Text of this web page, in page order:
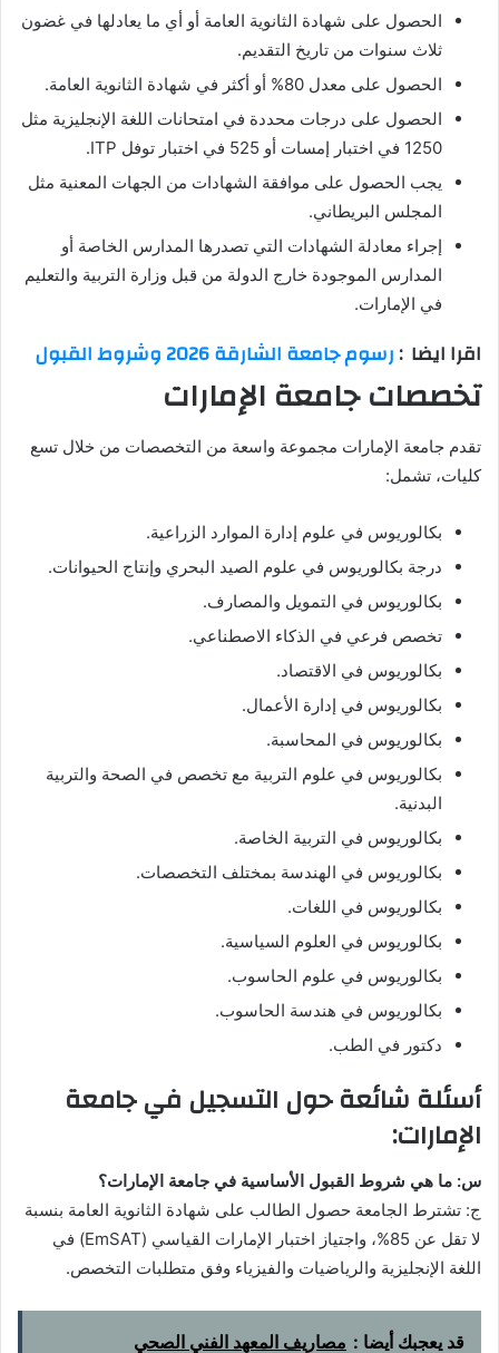
الحصول على شهادة الثانوية العامة أو أي ما يعادلها في غضون
ثلاث سنوات من تاريخ التقديم.
الحصول على معدل 80% أو أكثر في شهادة الثانوية العامة.
الحصول على درجات محددة في امتحانات اللغة الإنجليزية مثل
1250 في اختبار إمسات أو 525 في اختبار توفل ITP.
يجب الحصول على موافقة الشهادات من الجهات المعنية مثل
المجلس البريطاني.
إجراء معادلة الشهادات التي تصدرها المدارس الخاصة أو
المدارس الموجودة خارج الدولة من قبل وزارة التربية والتعليم
في الإمارات.
اقرا ايضا :رسوم جامعة الشارقة 2026 وشروط القبول
تخصصات جامعة الإمارات
تقدم جامعة الإمارات مجموعة واسعة من التخصصات من خلال تسع
كليات، تشمل:
بكالوريوس في علوم إدارة الموارد الزراعية.
درجة بكالوريوس في علوم الصيد البحري وإنتاج الحيوانات.
بكالوريوس في التمويل والمصارف.
تخصص فرعي في الذكاء الاصطناعي.
بكالوريوس في الاقتصاد.
بكالوريوس في إدارة الأعمال.
بكالوريوس في المحاسبة.
بكالوريوس في علوم التربية مع تخصص في الصحة والتربية
البدنية.
بكالوريوس في التربية الخاصة.
بكالوريوس في الهندسة بمختلف التخصصات.
بكالوريوس في اللغات.
بكالوريوس في العلوم السياسية.
بكالوريوس في علوم الحاسوب.
بكالوريوس في هندسة الحاسوب.
دكتور في الطب.
أسئلة شائعة حول التسجيل في جامعة
الإمارات:
س: ما هي شروط القبول الأساسية في جامعة الإمارات؟
ج: تشترط الجامعة حصول الطالب على شهادة الثانوية العامة بنسبة
لا تقل عن 85%، واجتياز اختبار الإمارات القياسي (EmSAT) في
اللغة الإنجليزية والرياضيات والفيزياء وفق متطلبات التخصص.
قد يعجبك أيضا : مصاريف المعهد الفني الصحي